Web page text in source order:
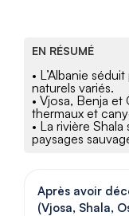
EN RÉSUMÉ
• L’Albanie
naturels variés.
• Vjosa, Benja
thermaux et
• La rivière
paysages
Après avoir
(Vjosa, Shala,